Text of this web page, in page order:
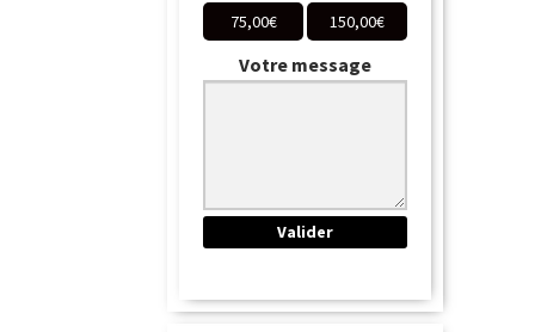
75,00€ 150,00€
Votre message